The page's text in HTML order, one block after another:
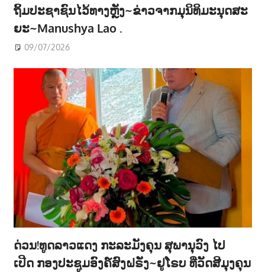
ຖິ້ມປະຊາຊົນໄວ້ທາງຫຼັງ~ຂ່າວຈາກມຸນິທິມະນຸດສະ
ຍະ~Manushya Lao .
09/07/2026
ດ່ວນ!ທູດລາວແດງ ກະລະມັງຄຸນ ສຸພານຸວົງ ໄປ
ເປີດ ກອງປະຊູມອົງຄ໌ສົງຝຣັ່ງ~ຢູໂຣບ ທີ່ວັດສີມຸງຄຸນ